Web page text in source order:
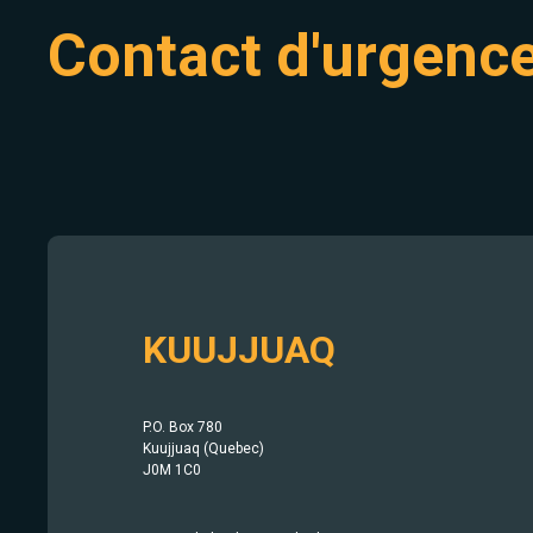
Contact
KUUJJUAQ
P.O. Box 780
Kuujjuaq (Quebec)
J0M 1C0